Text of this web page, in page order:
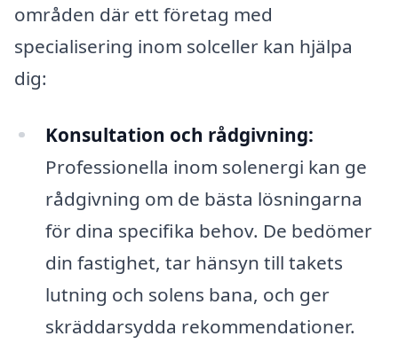
områden där ett företag med
specialisering inom solceller kan hjälpa
dig:
Konsultation och rådgivning:
Professionella inom solenergi kan ge
rådgivning om de bästa lösningarna
för dina specifika behov. De bedömer
din fastighet, tar hänsyn till takets
lutning och solens bana, och ger
skräddarsydda rekommendationer.